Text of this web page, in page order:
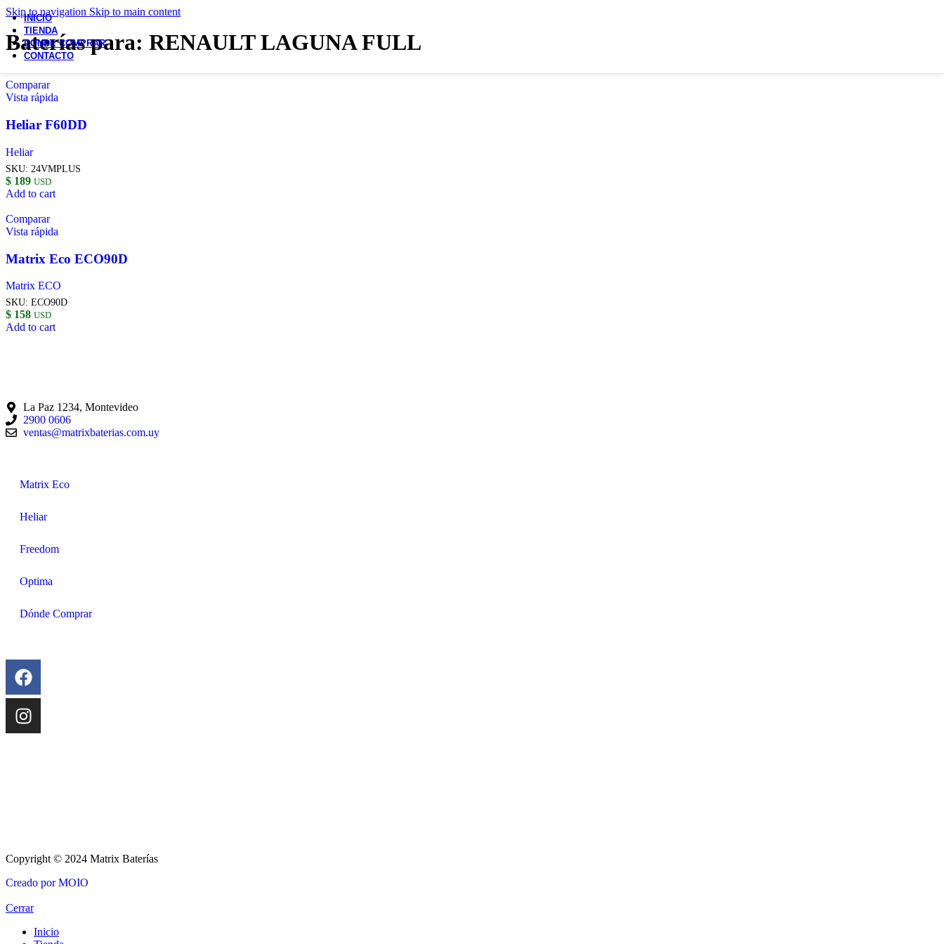
Skip to navigation Skip to main content
INICIO
TIENDA
DÓNDE COMPRAR
CONTACTO
Baterías para: RENAULT LAGUNA FULL
Comparar
Vista rápida
Heliar F60DD
Heliar
SKU: 24VMPLUS
$ 189 USD
Add to cart
Comparar
Vista rápida
Matrix Eco ECO90D
Matrix ECO
SKU: ECO90D
$ 158 USD
Add to cart
La Paz 1234, Montevideo
2900 0606
ventas@matrixbaterias.com.uy
Matrix Eco
Heliar
Freedom
Optima
Dónde Comprar
Copyright © 2024 Matrix Baterías
Creado por MOIO
Cerrar
Inicio